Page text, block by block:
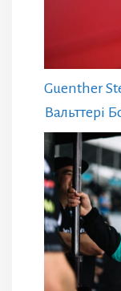
Guenther
Вальттері